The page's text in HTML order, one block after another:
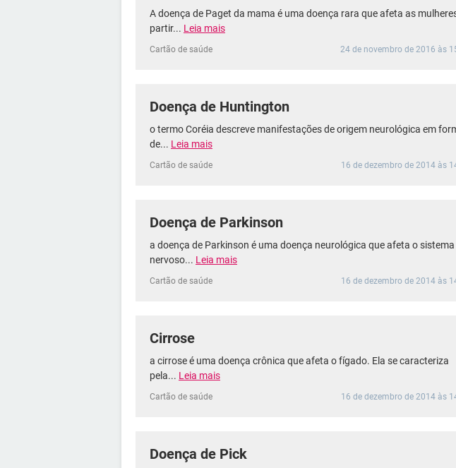
A doença de Paget da mama é uma doença rara que afeta as
partir... Leia mais
Cartão de saúde 24 de novembro de 2016 às
Doença de Huntington
o termo Coréia descreve manifestações de origem neurológica em
de... Leia mais
Cartão de saúde 16 de dezembro de 2014 às
Doença de Parkinson
a doença de Parkinson é uma doença neurológica que afeta o sistema
nervoso... Leia mais
Cartão de saúde 16 de dezembro de 2014 às
Cirrose
a cirrose é uma doença crônica que afeta o fígado. Ela se caracteriza
pela... Leia mais
Cartão de saúde 16 de dezembro de 2014 às
Doença de Pick